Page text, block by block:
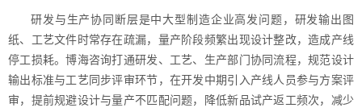
研发与生产协同断层是中大型制造企业高发问题，研发输出图
纸、工艺文件时常存在疏漏，量产阶段频繁出现设计整改，造成产线
停工损耗。博海咨询打通研发、工艺、生产部门协同流程，规范设计
输出标准与工艺同步评审环节，在开发中期引入产线人员参与方案评
审，提前规避设计与量产不匹配问题，降低新品试产返工频次，减少